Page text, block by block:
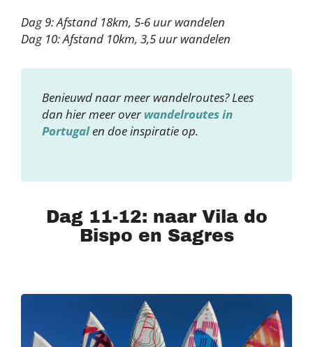
Dag 9: Afstand 18km, 5-6 uur wandelen
Dag 10: Afstand 10km, 3,5 uur wandelen
Benieuwd naar meer wandelroutes? Lees
dan hier meer overwandelroutes in
Portugalen doe inspiratie op.
Dag 11-12: naar Vila do
Bispo en Sagres